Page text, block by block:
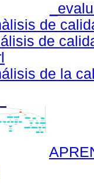
de
de
de la